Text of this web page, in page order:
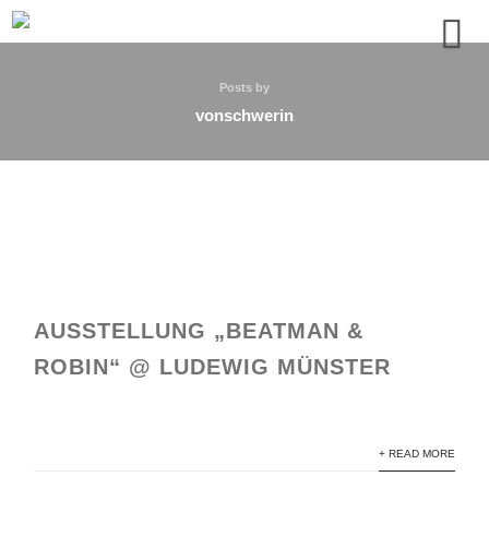
Posts by
vonschwerin
AUSSTELLUNG „BEATMAN &
ROBIN“ @ LUDEWIG MÜNSTER
+ READ MORE